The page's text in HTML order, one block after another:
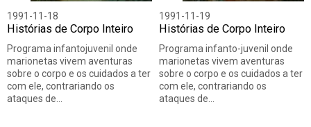
1991-11-18
Histórias de Corpo Inteiro
Programa infantojuvenil onde
marionetas vivem aventuras
sobre o corpo e os cuidados a ter
com ele, contrariando os
ataques de…
1991-11-19
Histórias de Corpo Inteiro
Programa infanto-juvenil onde
marionetas vivem aventuras
sobre o corpo e os cuidados a ter
com ele, contrariando os
ataques de…